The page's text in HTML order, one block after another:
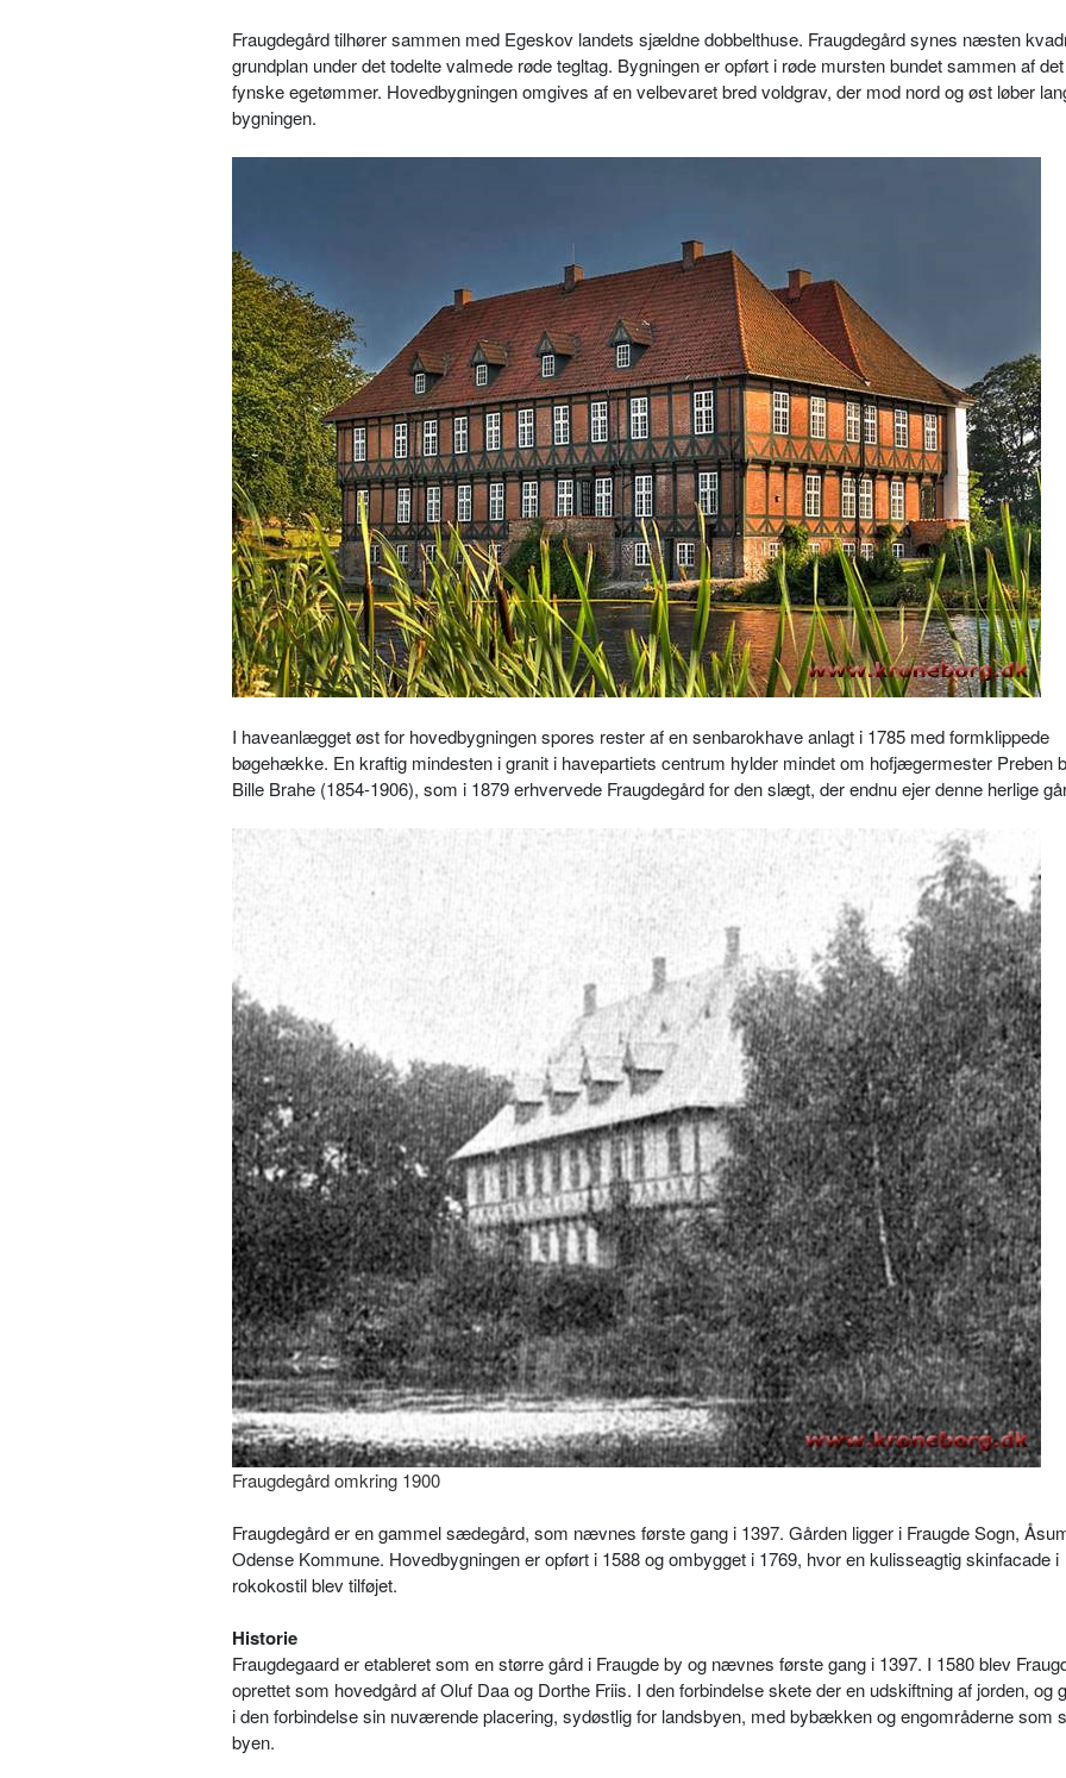
Fraugdegård tilhører sammen med Egeskov landets sjældne dobbelthuse. Fraugdegård synes næsten
grundplan under det todelte valmede røde tegltag. Bygningen er opført i røde mursten bundet sammen af
fynske egetømmer. Hovedbygningen omgives af en velbevaret bred voldgrav, der mod nord og øst løber
bygningen.
I haveanlægget øst for hovedbygningen spores rester af en senbarokhave anlagt i 1785 med formklippede
bøgehække. En kraftig mindesten i granit i havepartiets centrum hylder mindet om hofjægermester Preben
Bille Brahe (1854-1906), som i 1879 erhvervede Fraugdegård for den slægt, der endnu ejer denne herlige
Fraugdegård omkring 1900
Fraugdegård er en gammel sædegård, som nævnes første gang i 1397. Gården ligger i Fraugde Sogn,
Odense Kommune. Hovedbygningen er opført i 1588 og ombygget i 1769, hvor en kulisseagtig skinfacade i
rokokostil blev tilføjet.
Historie
Fraugdegaard er etableret som en større gård i Fraugde by og nævnes første gang i 1397. I 1580 blev
oprettet som hovedgård af Oluf Daa og Dorthe Friis. I den forbindelse skete der en udskiftning af jorden, og
i den forbindelse sin nuværende placering, sydøstlig for landsbyen, med bybækken og engområderne som
byen.